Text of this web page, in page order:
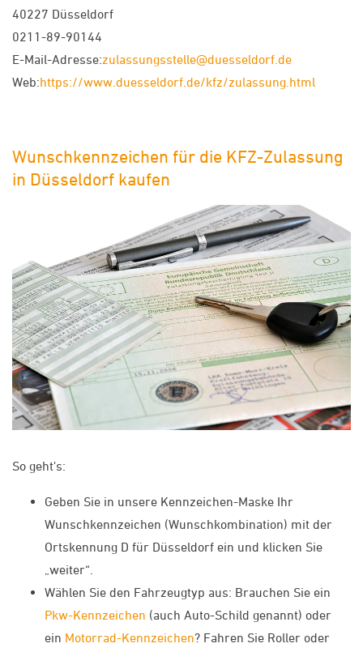
40227 Düsseldorf
0211-89-90144
E-Mail-Adresse:zulassungsstelle@duesseldorf.de
Web:https://www.duesseldorf.de/kfz/zulassung.html
Wunschkennzeichen für die KFZ-Zulassung
in Düsseldorf kaufen
So geht's:
Geben Sie in unsere Kennzeichen-Maske Ihr
Wunschkennzeichen (Wunschkombination) mit der
Ortskennung D für Düsseldorf ein und klicken Sie
„weiter“.
Wählen Sie den Fahrzeugtyp aus: Brauchen Sie ein
Pkw-Kennzeichen (auch Auto-Schild genannt) oder
ein Motorrad-Kennzeichen? Fahren Sie Roller oder